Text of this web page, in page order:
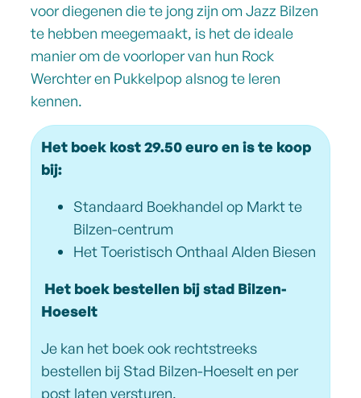
voor diegenen die te jong zijn om Jazz Bilzen
te hebben meegemaakt, is het de ideale
manier om de voorloper van hun Rock
Werchter en Pukkelpop alsnog te leren
kennen.
Het boek kost 29.50 euro en is te koop
bij:
Standaard Boekhandel op Markt te
Bilzen-centrum
Het Toeristisch Onthaal Alden Biesen
Het boek bestellen bij stad Bilzen-
Hoeselt
Je kan het boek ook rechtstreeks
bestellen bij Stad Bilzen-Hoeselt en per
post laten versturen.